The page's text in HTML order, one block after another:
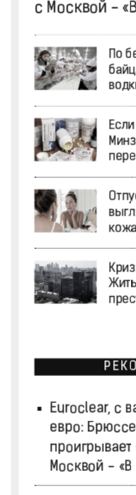
с Москвой -
По
Euroclear, с
евро:
Москвой - «В